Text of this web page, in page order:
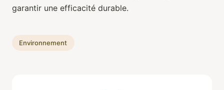
garantir une efficacité durable.
Environnement